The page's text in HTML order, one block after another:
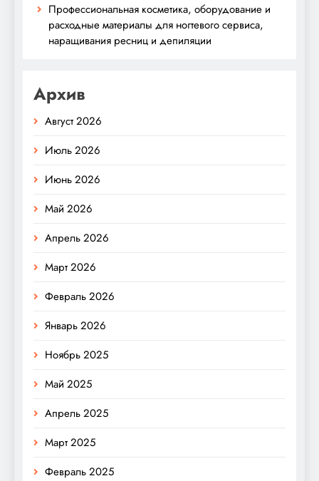
Профессиональная косметика, оборудование и
расходные материалы для ногтевого сервиса,
наращивания ресниц и депиляции
Архив
Август 2026
Июль 2026
Июнь 2026
Май 2026
Апрель 2026
Март 2026
Февраль 2026
Январь 2026
Ноябрь 2025
Май 2025
Апрель 2025
Март 2025
Февраль 2025